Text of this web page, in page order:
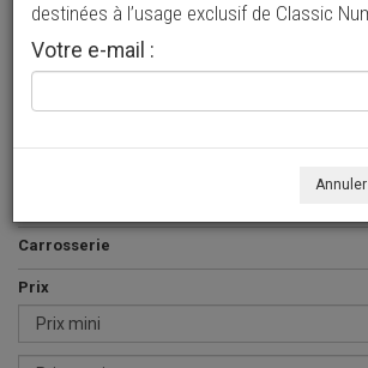
Ajouter une
> Rechercher un véhicule
Carrosserie
Prix
destinées à l’usage exclusif de Classic
Votre e-mail :
Annuler